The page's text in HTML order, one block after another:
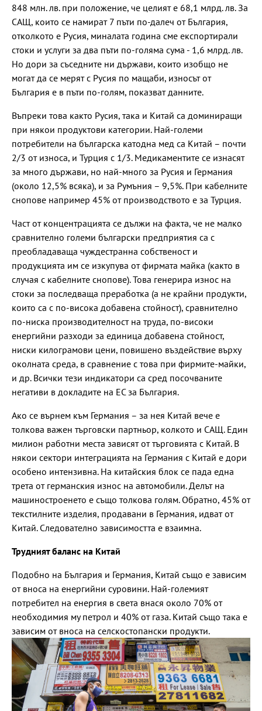
848 млн. лв. при положение, че целият е 68,1 млрд. лв. За
САЩ, които се намират 7 пъти по-далеч от България,
отколкото е Русия, миналата година сме експортирали
стоки и услуги за два пъти по-голяма сума - 1,6 млрд. лв.
Но дори за съседните ни държави, които изобщо не
могат да се мерят с Русия по мащаби, износът от
България е в пъти по-голям, показват данните.
Въпреки това както Русия, така и Китай са доминиращи
при някои продуктови категории. Най-големи
потребители на българска катодна мед са Китай – почти
2/3 от износа, и Турция с 1/3. Медикаментите се изнасят
за много държави, но най-много за Русия и Германия
(около 12,5% всяка), и за Румъния – 9,5%. При кабелните
снопове например 45% от производството е за Турция.
Част от концентрацията се дължи на факта, че не малко
сравнително големи български предприятия са с
преобладаваща чуждестранна собственост и
продукцията им се изкупува от фирмата майка (както в
случая с кабелните снопове). Това генерира износ на
стоки за последваща преработка (а не крайни продукти,
които са с по-висока добавена стойност), сравнително
по-ниска производителност на труда, по-високи
енергийни разходи за единица добавена стойност,
ниски килограмови цени, повишено въздействие върху
околната среда, в сравнение с това при фирмите-майки,
и др. Всички тези индикатори са сред посочваните
негативи в докладите на ЕС за България.
Ако се върнем към Германия – за нея Китай вече е
толкова важен търговски партньор, колкото и САЩ. Един
милион работни места зависят от търговията с Китай. В
някои сектори интеграцията на Германия с Китай е дори
особено интензивна. На китайския блок се пада една
трета от германския износ на автомобили. Делът на
машиностроенето е също толкова голям. Обратно, 45% от
текстилните изделия, продавани в Германия, идват от
Китай. Следователно зависимостта е взаимна.
Трудният баланс на Китай
Подобно на България и Германия, Китай също е зависим
от вноса на енергийни суровини. Най-големият
потребител на енергия в света внася около 70% от
необходимия му петрол и 40% от газа. Китай също така е
зависим от вноса на селскостопански продукти.